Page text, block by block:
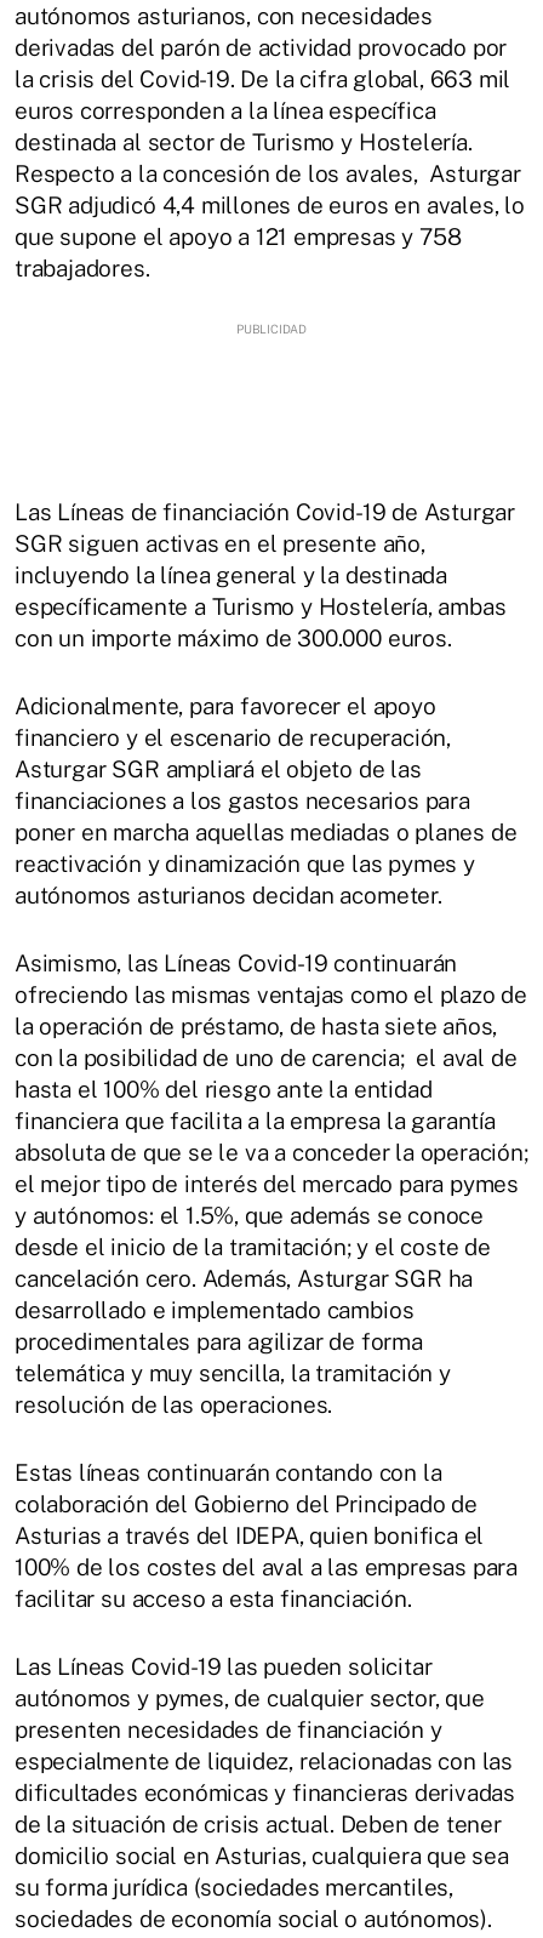
autónomos asturianos, con necesidades
derivadas del parón de actividad provocado por
la crisis del Covid-19. De la cifra global, 663 mil
euros corresponden a la línea específica
destinada al sector de Turismo y Hostelería.
Respecto a la concesión de los avales, Asturgar
SGR adjudicó 4,4 millones de euros en avales, lo
que supone el apoyo a 121 empresas y 758
trabajadores.
Las Líneas de financiación Covid-19 de Asturgar
SGR siguen activas en el presente año,
incluyendo la línea general y la destinada
específicamente a Turismo y Hostelería, ambas
con un importe máximo de 300.000 euros.
Adicionalmente, para favorecer el apoyo
financiero y el escenario de recuperación,
Asturgar SGR ampliará el objeto de las
financiaciones a los gastos necesarios para
poner en marcha aquellas mediadas o planes de
reactivación y dinamización que las pymes y
autónomos asturianos decidan acometer.
Asimismo, las Líneas Covid-19 continuarán
ofreciendo las mismas ventajas como el plazo de
la operación de préstamo, de hasta siete años,
con la posibilidad de uno de carencia; el aval de
hasta el 100% del riesgo ante la entidad
financiera que facilita a la empresa la garantía
absoluta de que se le va a conceder la operación;
el mejor tipo de interés del mercado para pymes
y autónomos: el 1.5%, que además se conoce
desde el inicio de la tramitación; y el coste de
cancelación cero. Además, Asturgar SGR ha
desarrollado e implementado cambios
procedimentales para agilizar de forma
telemática y muy sencilla, la tramitación y
resolución de las operaciones.
Estas líneas continuarán contando con la
colaboración del Gobierno del Principado de
Asturias a través del IDEPA, quien bonifica el
100% de los costes del aval a las empresas para
facilitar su acceso a esta financiación.
Las Líneas Covid-19 las pueden solicitar
autónomos y pymes, de cualquier sector, que
presenten necesidades de financiación y
especialmente de liquidez, relacionadas con las
dificultades económicas y financieras derivadas
de la situación de crisis actual. Deben de tener
domicilio social en Asturias, cualquiera que sea
su forma jurídica (sociedades mercantiles,
sociedades de economía social o autónomos).